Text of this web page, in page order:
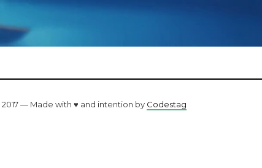
— Made with ♥ and intention by Codestag